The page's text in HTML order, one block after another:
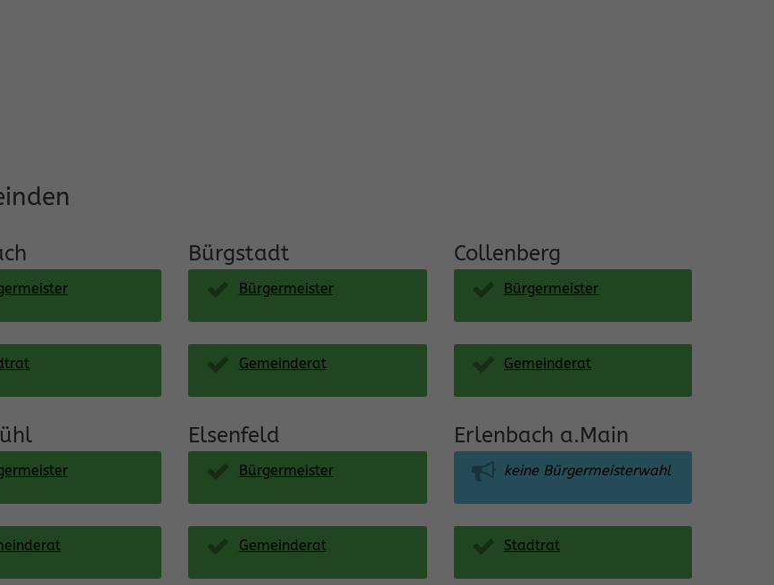
Bürgstadt
Bürgermeister
Gemeinderat
Collenberg
Bürgermeister
Gemeinderat
Elsenfeld
Bürgermeister
Gemeinderat
Erlenbach a.Main
keine Bürgermeisterwahl
Stadtrat